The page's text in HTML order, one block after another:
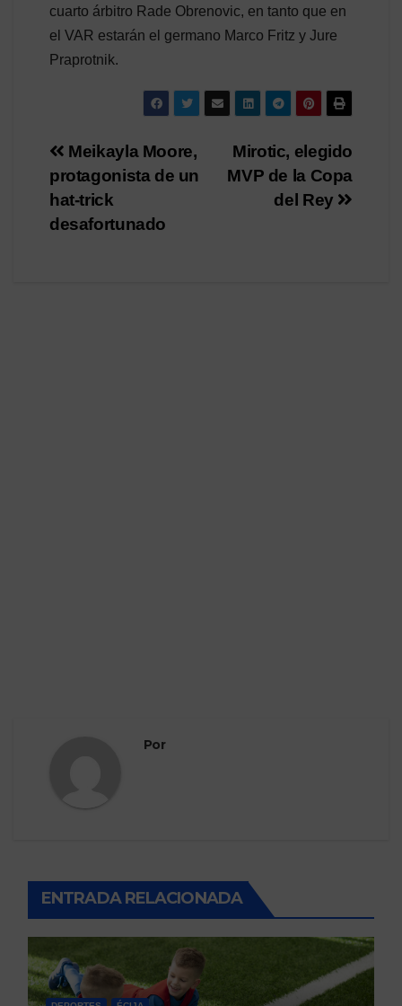
cuarto árbitro Rade Obrenovic, en tanto que en
el VAR estarán el germano Marco Fritz y Jure
Praprotnik.
Navegación
de
entradas
Mirotic, elegido
MVP de la Copa
del Rey
Meikayla Moore,
protagonista de un
hat-trick
desafortunado
Por
ENTRADA RELACIONADA